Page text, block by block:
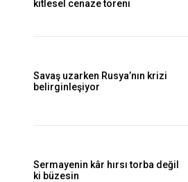
kitlesel cenaze töreni
Savaş uzarken Rusya’nın krizi
belirginleşiyor
Sermayenin kâr hırsı torba değil
ki büzesin